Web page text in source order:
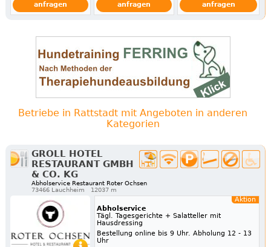
anfragen
anfragen
anfragen
Betriebe in Rattstadt mit Angeboten in anderen
Kategorien
GROLL HOTEL
RESTAURANT GMBH
& CO. KG
Abholservice Restaurant Roter Ochsen
73466 Lauchheim
12037 m
Aktion
Abholservice
Tägl. Tagesgerichte + Salatteller mit
Hausdressing
Bestellung online bis 9 Uhr. Abholung 12 - 13
Uhr